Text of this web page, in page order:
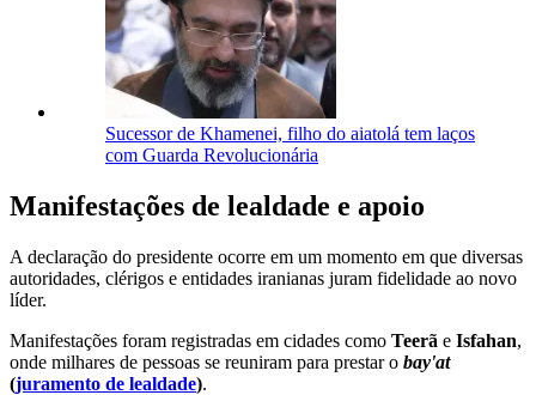
Sucessor de Khamenei, filho do aiatolá tem laços
com Guarda Revolucionária
Manifestações de lealdade e apoio
A declaração do presidente ocorre em um momento em que diversas
autoridades, clérigos e entidades iranianas juram fidelidade ao novo
líder.
Manifestações foram registradas em cidades como Teerã e Isfahan,
onde milhares de pessoas se reuniram para prestar o bay'at
(juramento de lealdade).